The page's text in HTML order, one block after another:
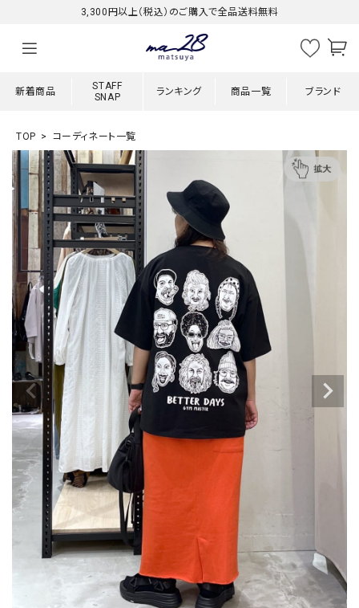
3,300円以上（税込）のご購入で全品送料無料
新着商品
STAFF
SNAP
ランキング 商品一覧 ブランド
TOP コーディネート一覧